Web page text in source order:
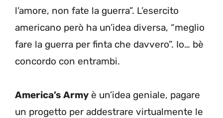
l’amore, non fate la guerra”. L’esercito
americano però ha un’idea diversa, “meglio
fare la guerra per finta che davvero”. Io… bè
concordo con entrambi.
America’s Army è un’idea geniale, pagare
un progetto per addestrare virtualmente le